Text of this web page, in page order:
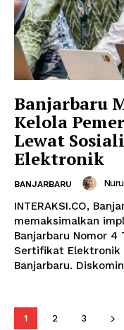
Banjarbaru
Kelola
Lewat
Elektronik
BANJARBARU
INTERAKSI.CO,
memaksimalkan
Banjarbaru Nomor 4
Sertifikat Elektronik
Banjarbaru.
1 2 3